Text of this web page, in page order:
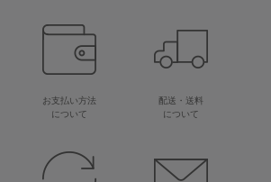
お支払い方法
について
配送・送料
について